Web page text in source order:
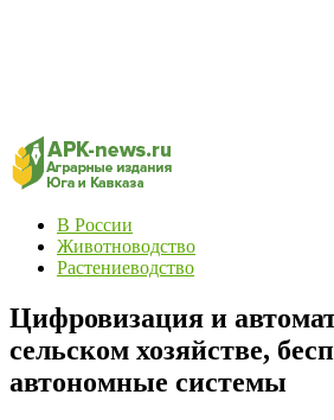
В России
Животноводство
Растениеводство
Цифровизация и
сельском хозяйстве,
автономные системы